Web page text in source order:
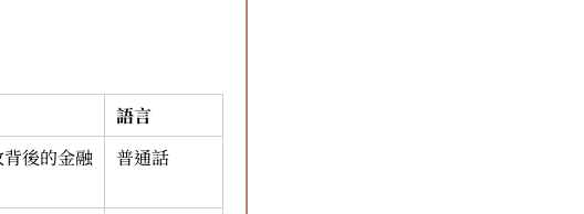
語言
背後的金融
普通話